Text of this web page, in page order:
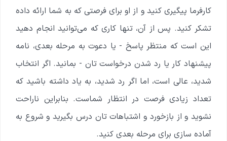
کارفرما پیگیری کنید و از او برای فرصتی که به شما ارائه داده
تشکر کنید. پس از آن، تنها کاری که می‌توانید انجام دهید
این است که منتظر پاسخ - یا دعوت به مرحله بعدی، نامه
پیشنهاد کار یا رد شدن درخواست تان - بمانید. اگر انتخاب
شدید، عالی است، اما اگر رد شدید، به یاد داشته باشید که
تعداد زیادی فرصت در انتظار شماست. بنابراین ناراحت
نشوید و از بازخورد و اشتباهات تان درس بگیرید و شروع به
آماده سازی برای مرحله بعدی کنید.